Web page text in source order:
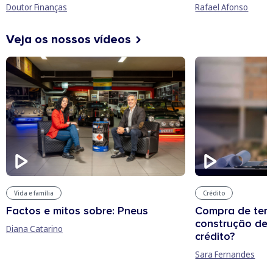
Doutor Finanças Rafael Afonso
Veja os nossos vídeos
Vida e família
Factos e mitos sobre: Pneus
Diana Catarino
Crédito
Compra de
construção de
crédito?
Sara Fernandes